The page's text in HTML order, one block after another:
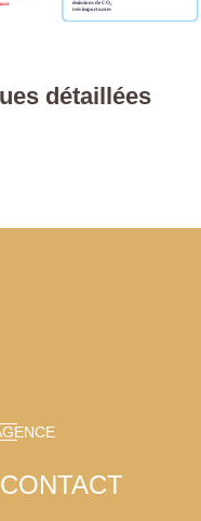
détaillées